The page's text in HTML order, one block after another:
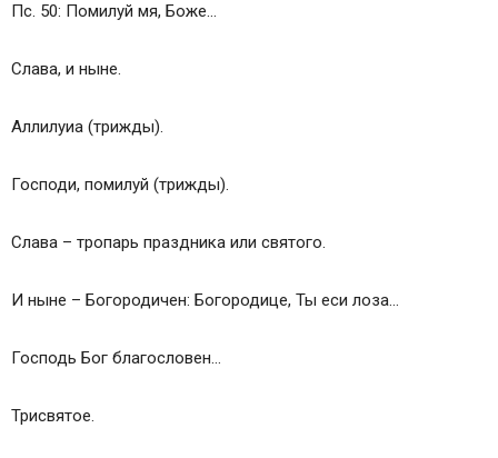
Пс. 50: Помилуй мя, Боже…
Слава, и ныне.
Аллилуиа (трижды).
Господи, помилуй (трижды).
Слава – тропарь праздника или святого.
И ныне – Богородичен: Богородице, Ты еси лоза…
Господь Бог благословен…
Трисвятое.